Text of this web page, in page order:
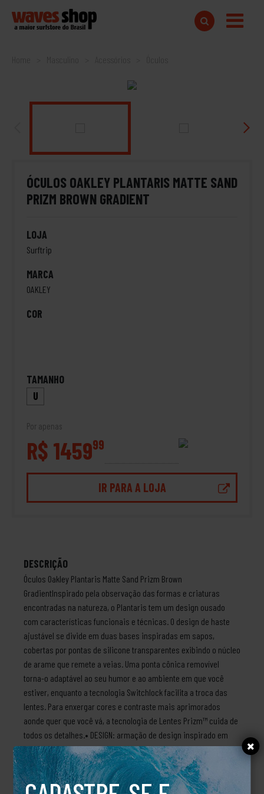
Home
ÓCULOS OAKLEY PLANTARIS MATTE SAND
PRIZM BROWN GRADIENT
LOJA
Surftrip
MARCA
OAKLEY
COR
TAMANHO
U
Por apenas
R$ 145999
IR PARA A LOJA
DESCRIÇÃO
Óculos Oakley Plantaris Matte Sand Prizm Brown
GradientInspirado pela observação das formas e criaturas
encontradas na natureza, o Plantaris tem um design ousado
com características funcionais e técnicas. O design de haste
ajustável se divide em duas bases inspiradas em sapos,
cobertas por pontas de silicone transparentes exibindo o núcleo
de arame que remete a veias. Uma ponta cônica removível
torna-o adaptável ao seu humor e ao ambiente em que você
estiver, enquanto a tecnologia Switchlock facilita a troca das
lentes. Para enxergar cores e contraste mais aprimorados
aonde quer que você vá, a tecnologia de Lentes Prizm™ cuida de
todos os detalhes.• DESIGN: armação de design inspirado em
formas orgânicas encontradas na natureza• ADAPTABILIDADE:
protetor nasal removível que permite mudar o visual
rapidamente• MATERIAL DA ARMAÇÃO: armação em O Matter™,
material leve e durável, e haste traseira ajustável com núcleo de